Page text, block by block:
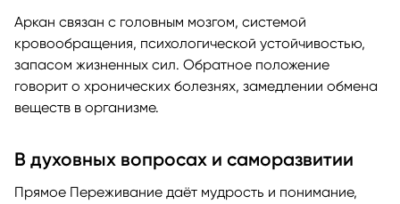
Аркан связан с головным мозгом, системой
кровообращения, психологической устойчивостью,
запасом жизненных сил. Обратное положение
говорит о хронических болезнях, замедлении обмена
веществ в организме.
В духовных вопросах и саморазвитии
Прямое Переживание даёт мудрость и понимание,